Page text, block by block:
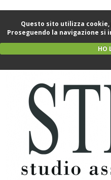
Questo sito utilizza
Proseguendo la navigazione
HO